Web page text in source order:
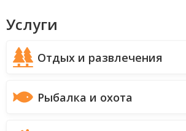
Услуги
Отдых и развлечения
Рыбалка и охота